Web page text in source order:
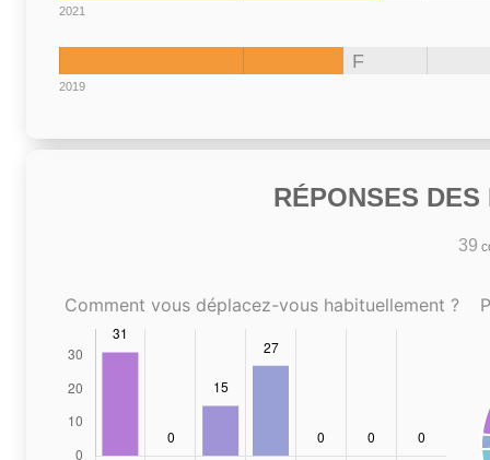
2021
F
2019
RÉPONSES
39
Comment vous déplacez-vous habituellement ?